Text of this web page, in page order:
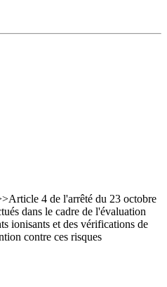
>Article 4 de l'arrêté du 23 octobre
dans le cadre de l'évaluation
ionisants et des vérifications de
contre ces risques